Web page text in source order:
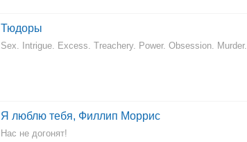
Тюдоры
Sex. Intrigue. Excess. Treachery. Power. Obsession. Murder.
Я люблю тебя, Филлип Моррис
Нас не догонят!